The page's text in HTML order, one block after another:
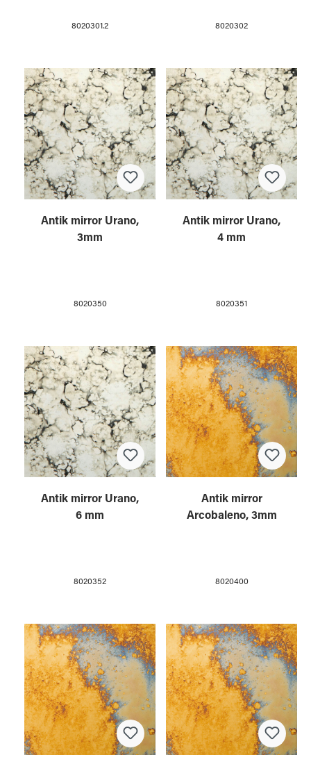
8020301.2 8020302
Antik mirror Urano,
3mm
8020350
Antik mirror Urano,
4 mm
8020351
Antik mirror Urano,
6 mm
8020352
Antik mirror
Arcobaleno, 3mm
8020400